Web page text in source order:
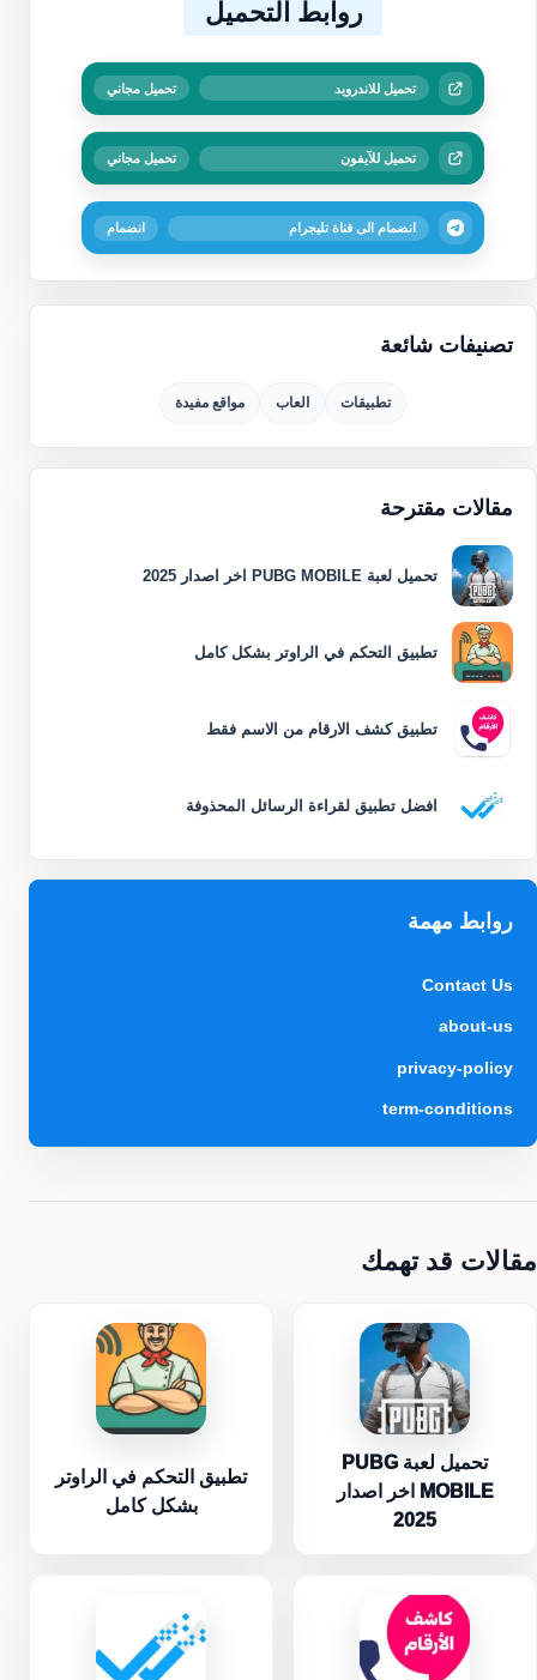
تصنيفات شائعة
تطبيقات العاب مواقع مفيدة
مقالات مقترحة
تحميل لعبة PUBG MOBILE اخر اصدار 2025
تطبيق التحكم في الراوتر بشكل كامل
تطبيق كشف الارقام من الاسم فقط
افضل تطبيق لقراءة الرسائل المحذوفة
روابط مهمة
Contact Us
about-us
privacy-policy
term-conditions
روابط التحميل
تحميل للاندرويد تحميل مجاني
تحميل للآيفون تحميل مجاني
انضمام الى قناة تليجرام انضمام
مقالات قد تهمك
تحميل لعبة PUBG
MOBILE اخر اصدار
2025
تطبيق التحكم في الراوتر
بشكل كامل